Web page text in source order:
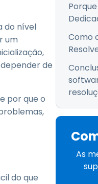
Como
As
do nível
um
de
por que o
do que